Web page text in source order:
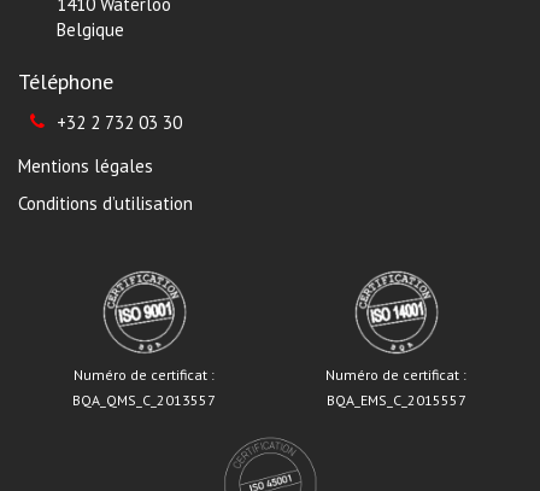
Belgique
Téléphone
+32 2 732 03 30
Mentions légales
Conditions d’utilisation
Numéro de certificat :
BQA_QMS_C_2013557
Numéro de certificat :
BQA_EMS_C_2015557